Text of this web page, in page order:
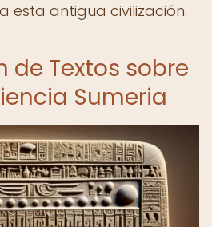
esta antigua civilización.
de Textos sobre
Sumeria